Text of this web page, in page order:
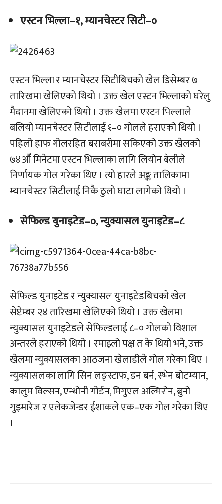
एस्टन भिल्ला–१, म्यानचेस्टर सिटी–०
एस्टन भिल्ला र म्यानचेस्टर सिटीबिचको खेल डिसेम्बर ७
तारिखमा खेलिएको थियो । उक्त खेल एस्टन भिल्लाको घरेलु
मैदानमा खेलिएको थियो । उक्त खेलमा एस्टन भिल्लाले
बलियो म्यानचेस्टर सिटीलाई १–० गोलले हराएको थियो ।
पहिलो हाफ गोलरहित बराबरीमा सकिएको उक्त खेलको
७४औँ मिनेटमा एस्टन भिल्लाका लागि लियोन बेलीले
निर्णायक गोल गरेका थिए । त्यो हारले अङ्क तालिकामा
म्यानचेस्टर सिटीलाई निकै ठुलो घाटा लागेको थियो ।
सेफिल्ड युनाइटेड–०, न्युक्यासल युनाइटेड–८
सेफिल्ड युनाइटेड र न्युक्यासल युनाइटेडबिचको खेल
सेप्टेम्बर २४ तारिखमा खेलिएको थियो । उक्त खेलमा
न्युक्यासल युनाइटेडले सेफिल्डलाई ८–० गोलको विशाल
अन्तरले हराएको थियो । रमाइलो पक्ष त के थियो भने, उक्त
खेलमा न्युक्यासलका आठजना खेलाडीले गोल गरेका थिए ।
न्युक्यासलका लागि सिन लङ्स्टाफ, डन बर्न, स्भेन बोटम्यान,
कालुम विल्सन, एन्थोनी गोर्डन, मिगुएल अल्मिरोन, ब्रुनो
गुइमारेज र एलेकजेन्डर ईशाकले एक–एक गोल गरेका थिए
।